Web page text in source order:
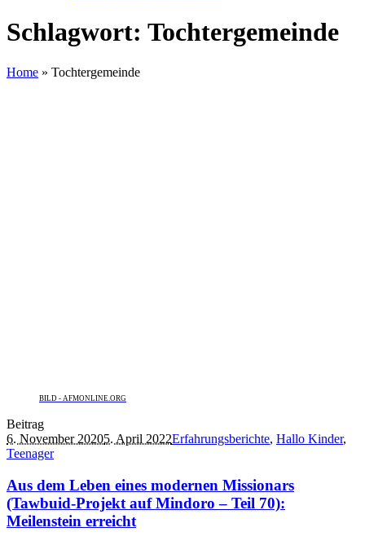
Schlagwort: Tochtergemeinde
Home » Tochtergemeinde
BILD - AFMONLINE.ORG
Beitrag
6. November 20205. April 2022Erfahrungsberichte, Hallo Kinder,
Teenager
Aus dem Leben eines modernen Missionars
(Tawbuid-Projekt auf Mindoro – Teil 70):
Meilenstein erreicht